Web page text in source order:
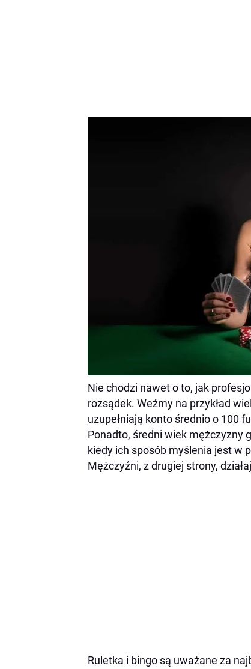
Nie chodzi nawet o to, jak
rozsądek. Weźmy na przykład
uzupełniają konto średnio o 100
Ponadto, średni wiek mężczyzny
kiedy ich sposób myślenia jest w
Mężczyźni, z drugiej strony,
Ruletka i bingo są uważane za